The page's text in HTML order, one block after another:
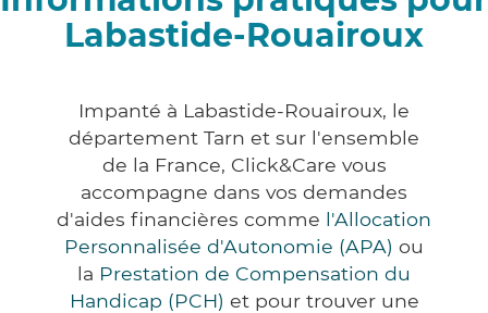
Labastide-Rouairoux
Impanté à Labastide-Rouairoux, le
département Tarn et sur l'ensemble
de la France, Click&Care vous
accompagne dans vos demandes
d'aides financières comme l'Allocation
Personnalisée d'Autonomie (APA) ou
la Prestation de Compensation du
Handicap (PCH) et pour trouver une